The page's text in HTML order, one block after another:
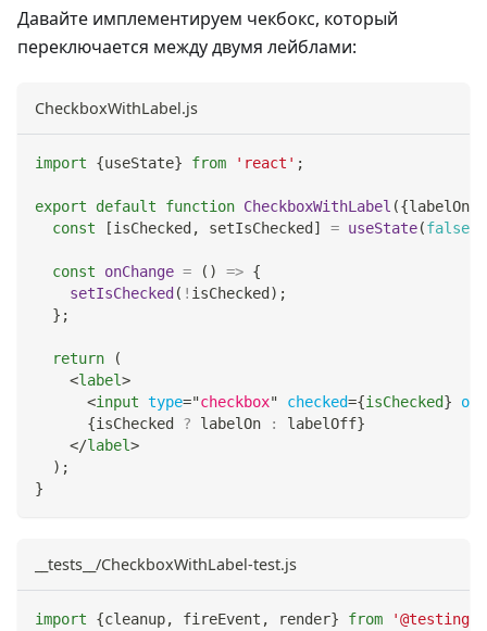
Давайте имплементируем чекбокс, который
переключается между двумя лейблами:
CheckboxWithLabel.js
import {useState} from 'react' ;
export default function CheckboxWithLabel ({labelOn
const
[isChecked , setIsChecked ] = useState(false
const onChange = ( ) => {
setIsChecked ( ! isChecked ) ;
} ;
return
(
<label>
<input type="checkbox" checked={isChecked}
{isChecked ? labelOn : labelOff}
</label>
) ;
}
__tests__/CheckboxWithLabel-test.js
import {cleanup, fireEvent , render} from